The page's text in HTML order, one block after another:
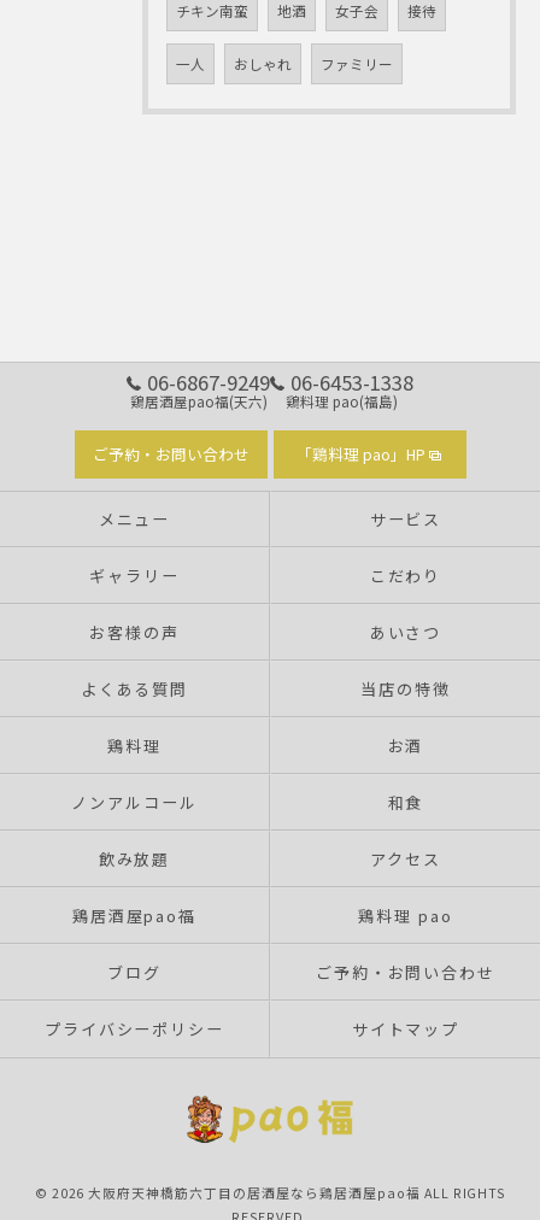
チキン南蛮 地酒 女子会 接待
一人 おしゃれ ファミリー
06-6867-9249
鶏居酒屋pao福(天六)
06-6453-1338
鶏料理 pao(福島)
ご予約・お問い合わせ 「鶏料理 pao」HP
メニュー サービス
ギャラリー こだわり
お客様の声 あいさつ
よくある質問 当店の特徴
鶏料理 お酒
ノンアルコール 和食
飲み放題 アクセス
鶏居酒屋pao福 鶏料理 pao
ブログ ご予約・お問い合わせ
プライバシーポリシー サイトマップ
© 2026 大阪府天神橋筋六丁目の居酒屋なら鶏居酒屋pao福 ALL RIGHTS